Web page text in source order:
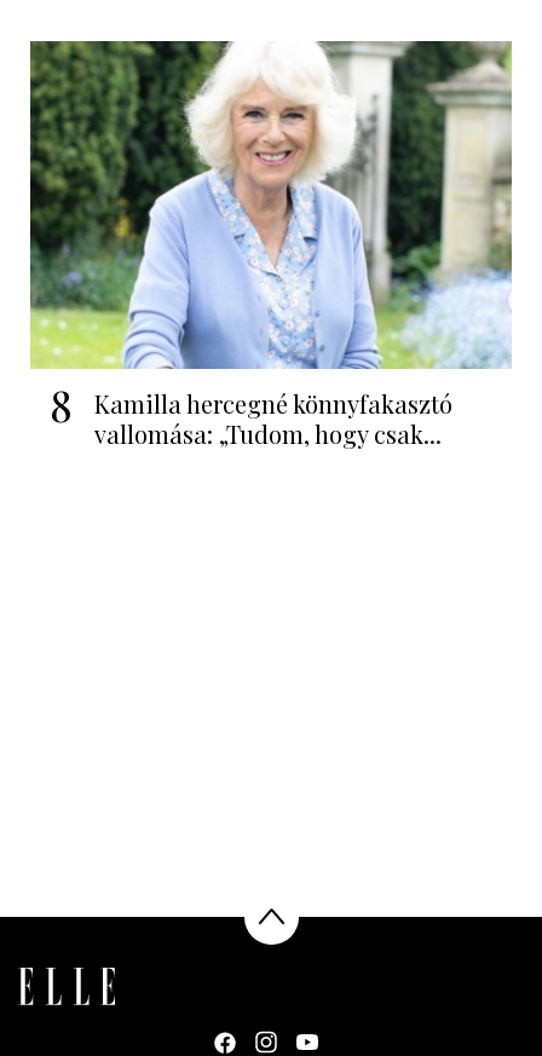
8
Kamilla hercegné könnyfakasztó
vallomása: „Tudom, hogy csak...